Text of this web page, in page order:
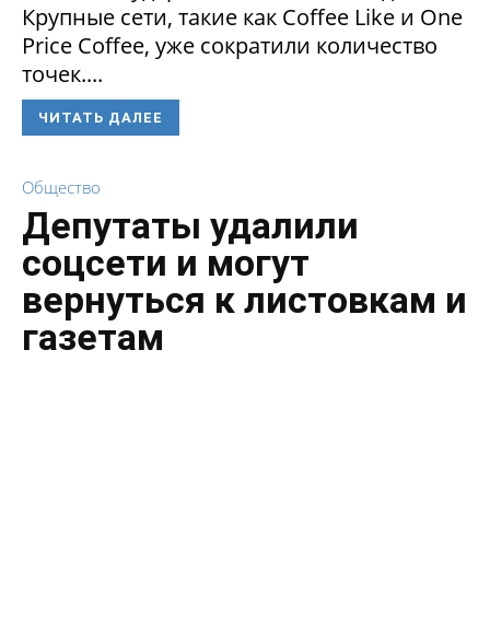
Крупные сети, такие как Coffee Like и One
Price Coffee, уже сократили количество
точек....
ЧИТАТЬ ДАЛЕЕ
Общество
Депутаты удалили
соцсети и могут
вернуться к листовкам и
газетам